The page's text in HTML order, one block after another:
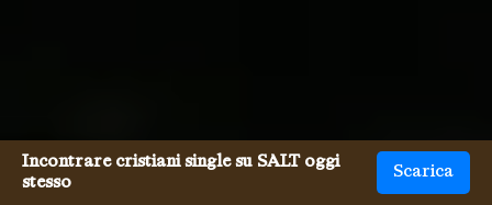
Incontrare cristiani single su SALT oggi
stesso
Scarica